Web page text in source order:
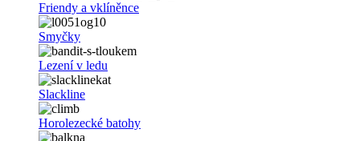
Friendy a vklíněnce
Smyčky
Lezení v ledu
Slackline
Horolezecké batohy